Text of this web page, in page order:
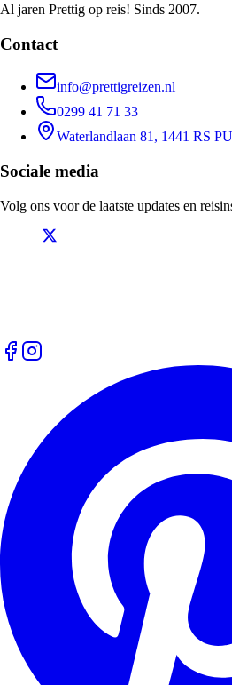
Al jaren Prettig op reis! Sinds 2007.
Contact
info@prettigreizen.nl
0299 41 71 33
Waterlandlaan 81, 1441 RS
Sociale media
Volg ons voor de laatste updates en